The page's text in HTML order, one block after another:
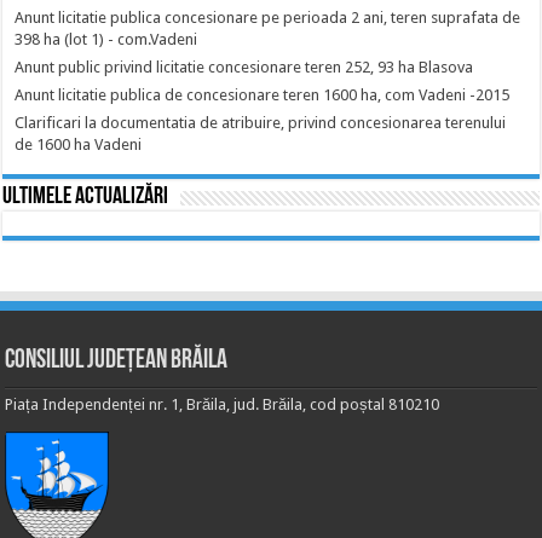
Anunt licitatie publica concesionare pe perioada 2 ani, teren suprafata de
398 ha (lot 1) - com.Vadeni
Anunt public privind licitatie concesionare teren 252, 93 ha Blasova
Anunt licitatie publica de concesionare teren 1600 ha, com Vadeni -2015
Clarificari la documentatia de atribuire, privind concesionarea terenului
de 1600 ha Vadeni
Ultimele actualizări
Consiliul Județean Brăila
Piața Independenței nr. 1, Brăila, jud. Brăila, cod poștal 810210